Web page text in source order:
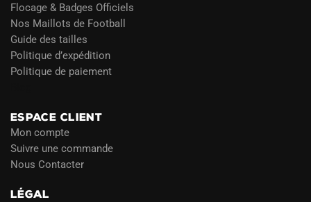
Flocage & Badges Officiels
Nos Maillots de Football
Guide des tailles
Politique d’expédition
Politique de paiement
ESPACE CLIENT
Mon compte
Suivre une commande
Nous Contacter
LÉGAL